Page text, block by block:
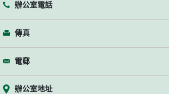
辦公室電話
傳真
電郵
辦公室地址